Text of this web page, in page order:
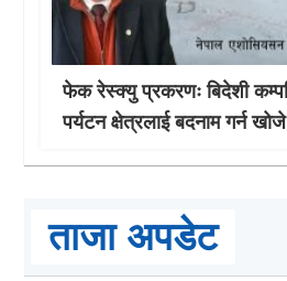
फेक रेस्क्यु प्रकरणः बिदेशी
पर्यटन क्षेत्रलाई बदनाम गर्न खोजे
ताजा अपडेट